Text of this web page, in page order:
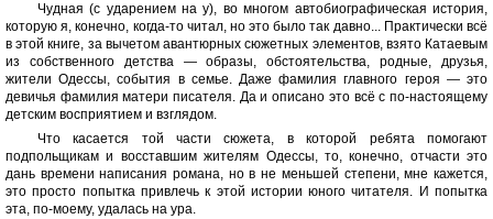
Чудная (с ударением на у), во многом автобиографическая история,
которую я, конечно, когда-то читал, но это было так давно... Практически всё
в этой книге, за вычетом авантюрных сюжетных элементов, взято Катаевым
из собственного детства — образы, обстоятельства, родные, друзья,
жители Одессы, события в семье. Даже фамилия главного героя — это
девичья фамилия матери писателя. Да и описано это всё с по-настоящему
детским восприятием и взглядом.
Что касается той части сюжета, в которой ребята помогают
подпольщикам и восставшим жителям Одессы, то, конечно, отчасти это
дань времени написания романа, но в не меньшей степени, мне кажется,
это просто попытка привлечь к этой истории юного читателя. И попытка
эта, по-моему, удалась на ура.